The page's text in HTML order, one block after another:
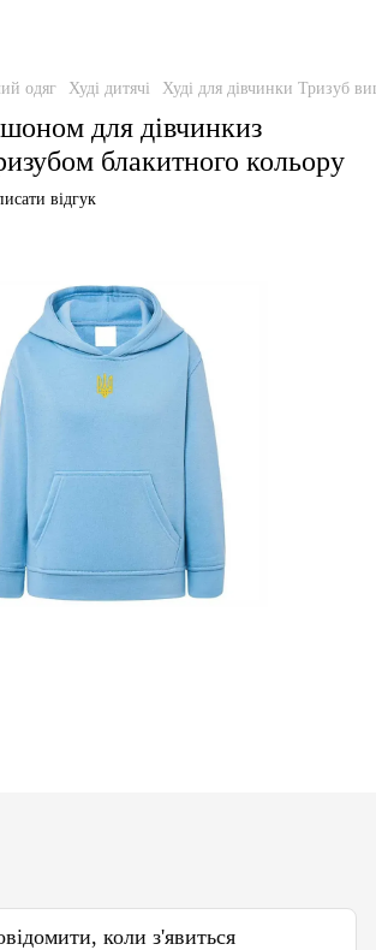
одяг Худі дитячі Худі для дівчинки Тризуб
для дівчинкиз
блакитного кольору
відгук
коли з'явиться